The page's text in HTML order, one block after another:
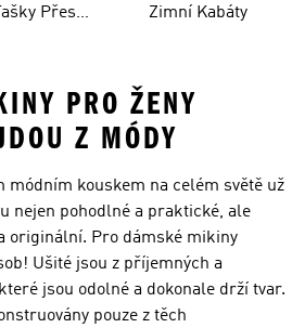
Tašky Přes
Zimní Kabáty
PRO ŽENY
Z MÓDY
módním kouskem na celém světě už
nejen pohodlné a praktické, ale
originální. Pro dámské mikiny
Ušité jsou z příjemných a
jsou odolné a dokonale drží tvar.
pouze z těch